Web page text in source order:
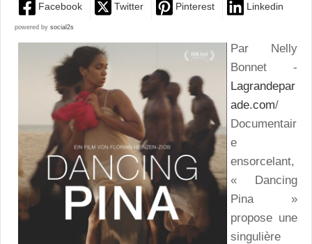
Facebook Twitter Pinterest Linkedin
powered by social2s
Par Nelly
Bonnet -
Lagrandepar
ade.com/
Documentair
e
ensorcelant,
« Dancing
Pina »
propose une
singulière